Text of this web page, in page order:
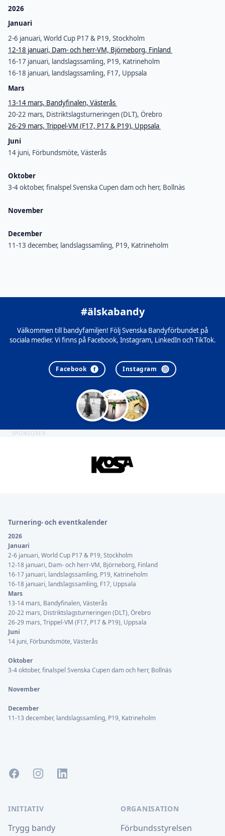
2026
Januari
2-6 januari, World Cup P17 & P19, Stockholm
12-18 januari, Dam- och herr-VM, Björneborg, Finland
16-17 januari, landslagssamling, P19, Katrineholm
16-18 januari, landslagssamling, F17, Uppsala
Mars
13-14 mars, Bandyfinalen, Västerås
20-22 mars, Distriktslagsturneringen (DLT), Örebro
26-29 mars, Trippel-VM (F17, P17 & P19), Uppsala
Juni
14 juni, Förbundsmöte, Västerås
Oktober
3-4 oktober, finalspel Svenska Cupen dam och herr, Bollnäs
November
December
11-13 december, landslagssamling, P19, Katrineholm
#älskabandy
Välkommen till bandyfamiljen! Följ Svenska Bandyförbundet på
sociala medier. Vi finns på Facebook, Instagram, LinkedIn och TikTok.
Facebook Instagram
SPONSORER
Turnering- och eventkalender
2026
Januari
2-6 januari, World Cup P17 & P19, Stockholm
12-18 januari, Dam- och herr-VM, Björneborg, Finland
16-17 januari, landslagssamling, P19, Katrineholm
16-18 januari, landslagssamling, F17, Uppsala
Mars
13-14 mars, Bandyfinalen, Västerås
20-22 mars, Distriktslagsturneringen (DLT), Örebro
26-29 mars, Trippel-VM (F17, P17 & P19), Uppsala
Juni
14 juni, Förbundsmöte, Västerås
Oktober
3-4 oktober, finalspel Svenska Cupen dam och herr, Bollnäs
November
December
11-13 december, landslagssamling, P19, Katrineholm
FacebookInstagramLinkedIn
INITIATIV
Trygg bandy
ORGANISATION
Förbundsstyrelsen